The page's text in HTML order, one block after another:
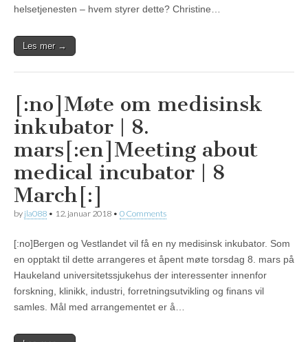
helsetjenesten – hvem styrer dette? Christine…
Les mer →
[:no]Møte om medisinsk
inkubator | 8.
mars[:en]Meeting about
medical incubator | 8
March[:]
by jla088 • 12. januar 2018 • 0 Comments
[:no]Bergen og Vestlandet vil få en ny medisinsk inkubator. Som
en opptakt til dette arrangeres et åpent møte torsdag 8. mars på
Haukeland universitetssjukehus der interessenter innenfor
forskning, klinikk, industri, forretningsutvikling og finans vil
samles. Mål med arrangementet er å…